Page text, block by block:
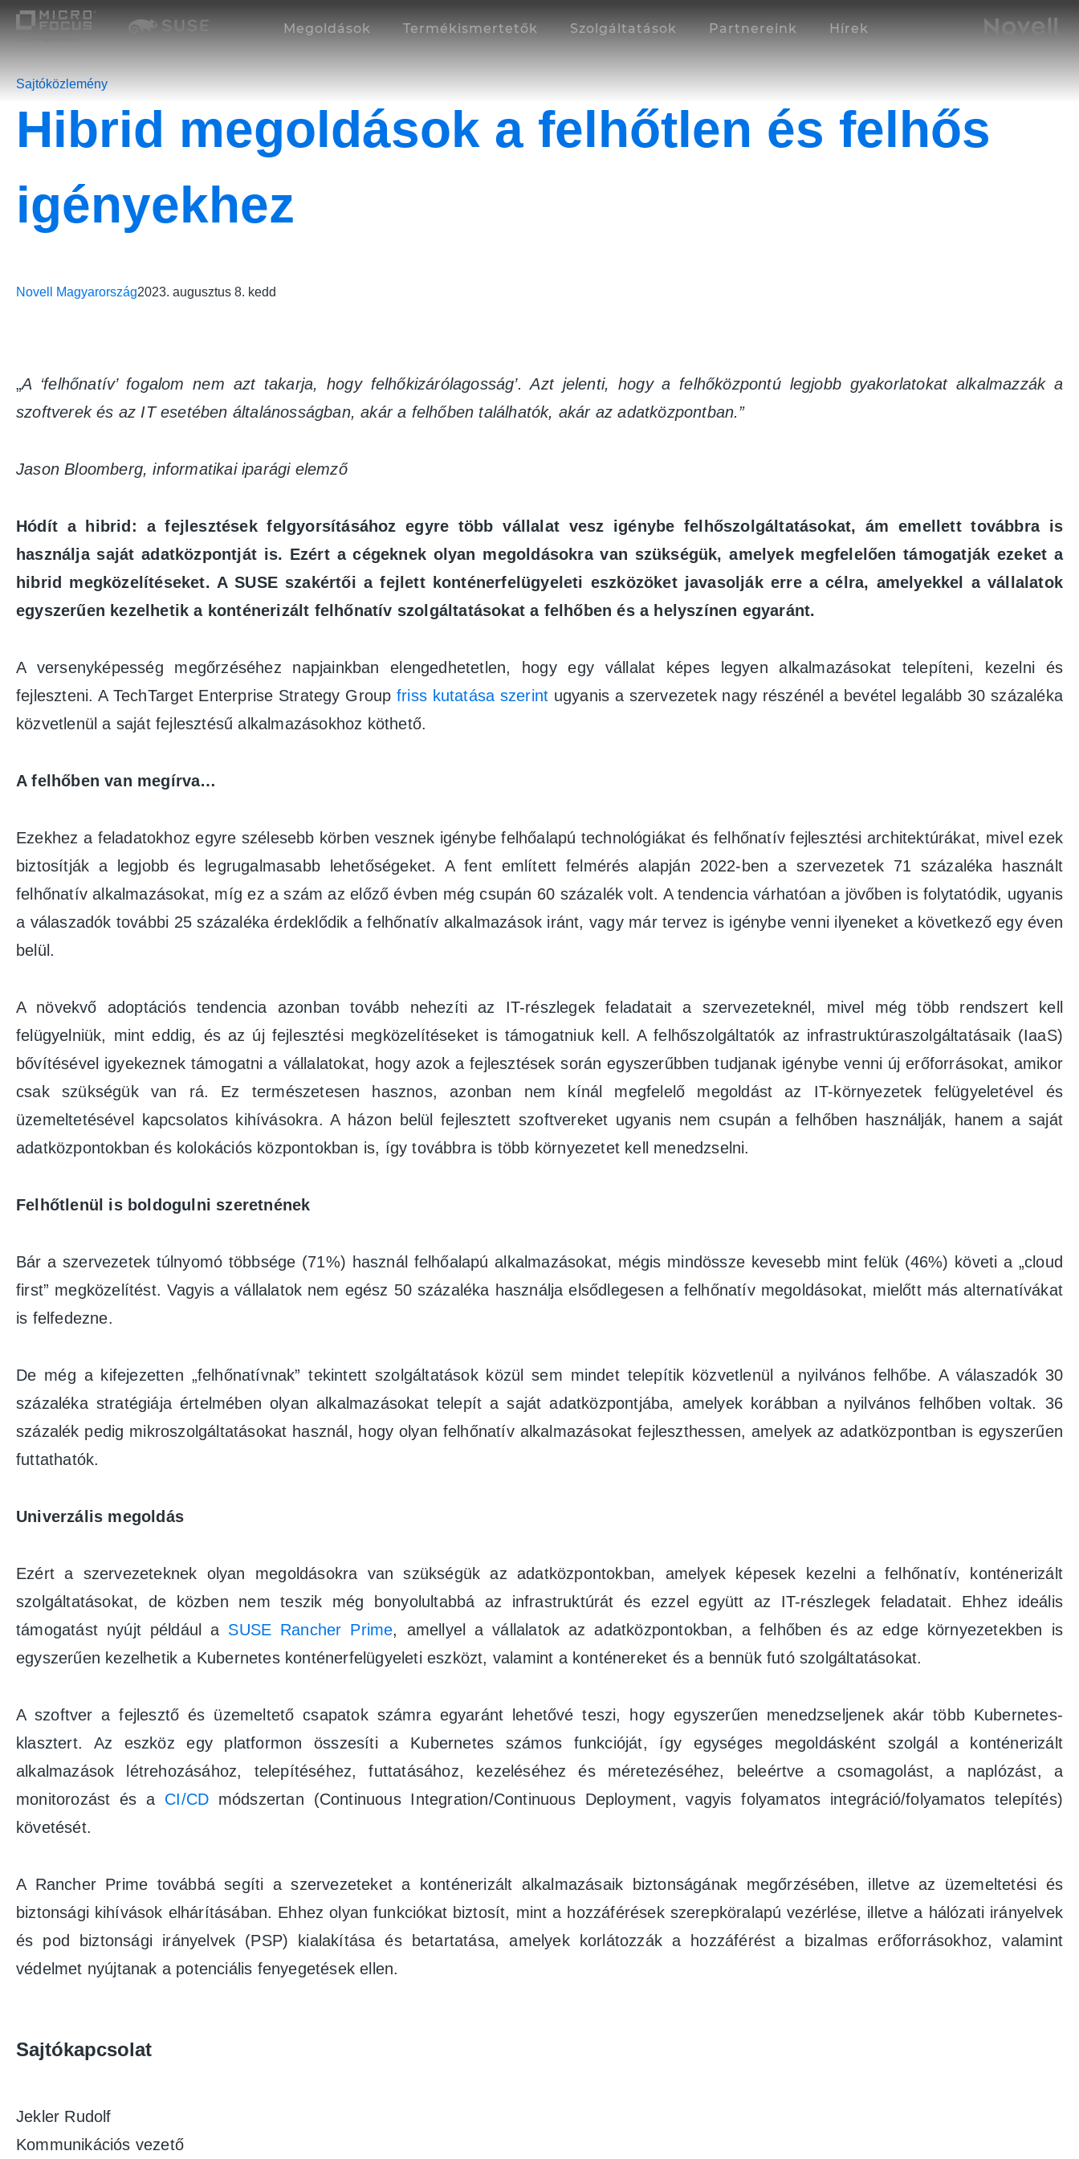
Megoldások Termékismertetők Szolgáltatások Partnereink Hírek
Sajtóközlemény
Hibrid megoldások a felhőtlen és felhős
igényekhez
Novell Magyarország2023. augusztus 8. kedd
„A ‘felhőnatív’ fogalom nem azt takarja, hogy felhőkizárólagosság’. Azt jelenti, hogy a felhőközpontú legjobb gyakorlatokat alkalmazzák a
szoftverek és az IT esetében általánosságban, akár a felhőben találhatók, akár az adatközpontban.”
Jason Bloomberg, informatikai iparági elemző
Hódít a hibrid: a fejlesztések felgyorsításához egyre több vállalat vesz igénybe felhőszolgáltatásokat, ám emellett továbbra is
használja saját adatközpontját is. Ezért a cégeknek olyan megoldásokra van szükségük, amelyek megfelelően támogatják ezeket a
hibrid megközelítéseket. A SUSE szakértői a fejlett konténerfelügyeleti eszközöket javasolják erre a célra, amelyekkel a vállalatok
egyszerűen kezelhetik a konténerizált felhőnatív szolgáltatásokat a felhőben és a helyszínen egyaránt.
A versenyképesség megőrzéséhez napjainkban elengedhetetlen, hogy egy vállalat képes legyen alkalmazásokat telepíteni, kezelni és
fejleszteni. A TechTarget Enterprise Strategy Group friss kutatása szerint ugyanis a szervezetek nagy részénél a bevétel legalább 30 százaléka
közvetlenül a saját fejlesztésű alkalmazásokhoz köthető.
A felhőben van megírva…
Ezekhez a feladatokhoz egyre szélesebb körben vesznek igénybe felhőalapú technológiákat és felhőnatív fejlesztési architektúrákat, mivel ezek
biztosítják a legjobb és legrugalmasabb lehetőségeket. A fent említett felmérés alapján 2022-ben a szervezetek 71 százaléka használt
felhőnatív alkalmazásokat, míg ez a szám az előző évben még csupán 60 százalék volt. A tendencia várhatóan a jövőben is folytatódik, ugyanis
a válaszadók további 25 százaléka érdeklődik a felhőnatív alkalmazások iránt, vagy már tervez is igénybe venni ilyeneket a következő egy éven
belül.
A növekvő adoptációs tendencia azonban tovább nehezíti az IT-részlegek feladatait a szervezeteknél, mivel még több rendszert kell
felügyelniük, mint eddig, és az új fejlesztési megközelítéseket is támogatniuk kell. A felhőszolgáltatók az infrastruktúraszolgáltatásaik (IaaS)
bővítésével igyekeznek támogatni a vállalatokat, hogy azok a fejlesztések során egyszerűbben tudjanak igénybe venni új erőforrásokat, amikor
csak szükségük van rá. Ez természetesen hasznos, azonban nem kínál megfelelő megoldást az IT-környezetek felügyeletével és
üzemeltetésével kapcsolatos kihívásokra. A házon belül fejlesztett szoftvereket ugyanis nem csupán a felhőben használják, hanem a saját
adatközpontokban és kolokációs központokban is, így továbbra is több környezetet kell menedzselni.
Felhőtlenül is boldogulni szeretnének
Bár a szervezetek túlnyomó többsége (71%) használ felhőalapú alkalmazásokat, mégis mindössze kevesebb mint felük (46%) követi a „cloud
first” megközelítést. Vagyis a vállalatok nem egész 50 százaléka használja elsődlegesen a felhőnatív megoldásokat, mielőtt más alternatívákat
is felfedezne.
De még a kifejezetten „felhőnatívnak” tekintett szolgáltatások közül sem mindet telepítik közvetlenül a nyilvános felhőbe. A válaszadók 30
százaléka stratégiája értelmében olyan alkalmazásokat telepít a saját adatközpontjába, amelyek korábban a nyilvános felhőben voltak. 36
százalék pedig mikroszolgáltatásokat használ, hogy olyan felhőnatív alkalmazásokat fejleszthessen, amelyek az adatközpontban is egyszerűen
futtathatók.
Univerzális megoldás
Ezért a szervezeteknek olyan megoldásokra van szükségük az adatközpontokban, amelyek képesek kezelni a felhőnatív, konténerizált
szolgáltatásokat, de közben nem teszik még bonyolultabbá az infrastruktúrát és ezzel együtt az IT-részlegek feladatait. Ehhez ideális
támogatást nyújt például a SUSE Rancher Prime, amellyel a vállalatok az adatközpontokban, a felhőben és az edge környezetekben is
egyszerűen kezelhetik a Kubernetes konténerfelügyeleti eszközt, valamint a konténereket és a bennük futó szolgáltatásokat.
A szoftver a fejlesztő és üzemeltető csapatok számra egyaránt lehetővé teszi, hogy egyszerűen menedzseljenek akár több Kubernetes-
klasztert. Az eszköz egy platformon összesíti a Kubernetes számos funkcióját, így egységes megoldásként szolgál a konténerizált
alkalmazások létrehozásához, telepítéséhez, futtatásához, kezeléséhez és méretezéséhez, beleértve a csomagolást, a naplózást, a
monitorozást és a CI/CD módszertan (Continuous Integration/Continuous Deployment, vagyis folyamatos integráció/folyamatos telepítés)
követését.
A Rancher Prime továbbá segíti a szervezeteket a konténerizált alkalmazásaik biztonságának megőrzésében, illetve az üzemeltetési és
biztonsági kihívások elhárításában. Ehhez olyan funkciókat biztosít, mint a hozzáférések szerepköralapú vezérlése, illetve a hálózati irányelvek
és pod biztonsági irányelvek (PSP) kialakítása és betartatása, amelyek korlátozzák a hozzáférést a bizalmas erőforrásokhoz, valamint
védelmet nyújtanak a potenciális fenyegetések ellen.
Sajtókapcsolat
Jekler Rudolf
Kommunikációs vezető